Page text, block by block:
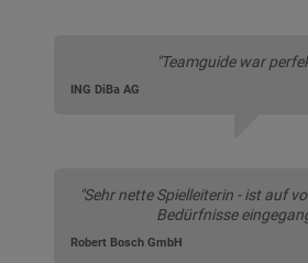
"Teamguide war
ING DiBa AG
"Sehr nette Spielleiterin - ist auf
Bedürfnisse
Robert Bosch GmbH